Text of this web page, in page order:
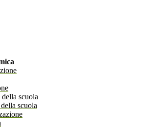
scuola
scuola